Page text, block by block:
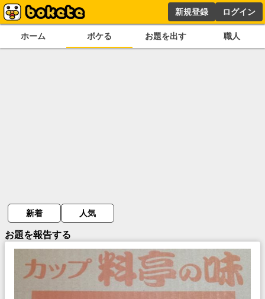
新規登録 ログイン
ホーム ボケる お題を出す 職人
新着 人気
お題を報告する